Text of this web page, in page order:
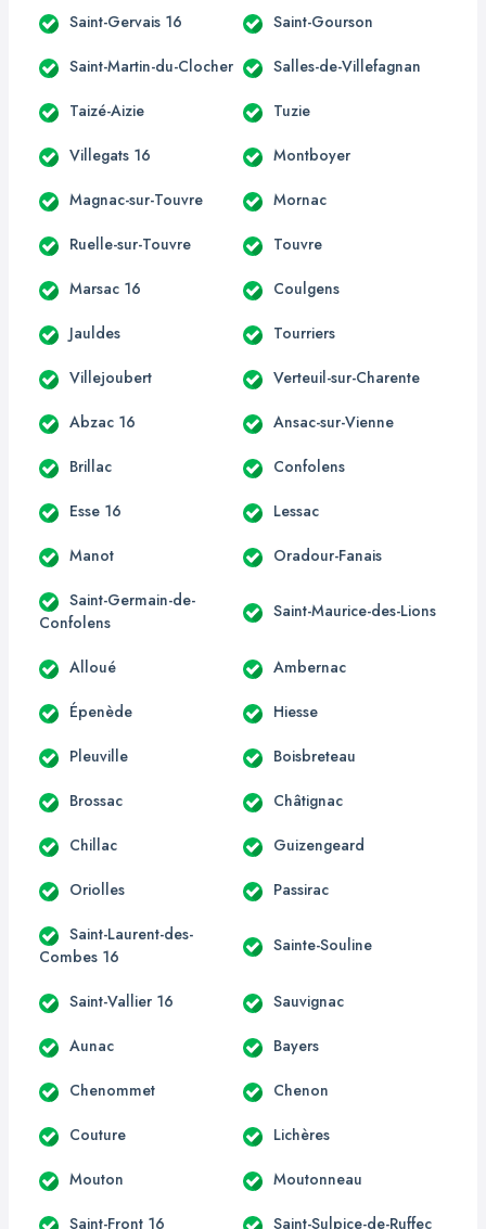
Saint-Gervais 16 Saint-Gourson
Saint-Martin-du-Clocher Salles-de-Villefagnan
Taizé-Aizie Tuzie
Villegats 16 Montboyer
Magnac-sur-Touvre Mornac
Ruelle-sur-Touvre Touvre
Marsac 16 Coulgens
Jauldes Tourriers
Villejoubert Verteuil-sur-Charente
Abzac 16 Ansac-sur-Vienne
Brillac Confolens
Esse 16 Lessac
Manot Oradour-Fanais
Saint-Germain-de-
Confolens
Saint-Maurice-des-Lions
Alloué Ambernac
Épenède Hiesse
Pleuville Boisbreteau
Brossac Châtignac
Chillac Guizengeard
Oriolles Passirac
Saint-Laurent-des-
Combes 16
Sainte-Souline
Saint-Vallier 16 Sauvignac
Aunac Bayers
Chenommet Chenon
Couture Lichères
Mouton Moutonneau
Saint-Front 16 Saint-Sulpice-de-Ruffec